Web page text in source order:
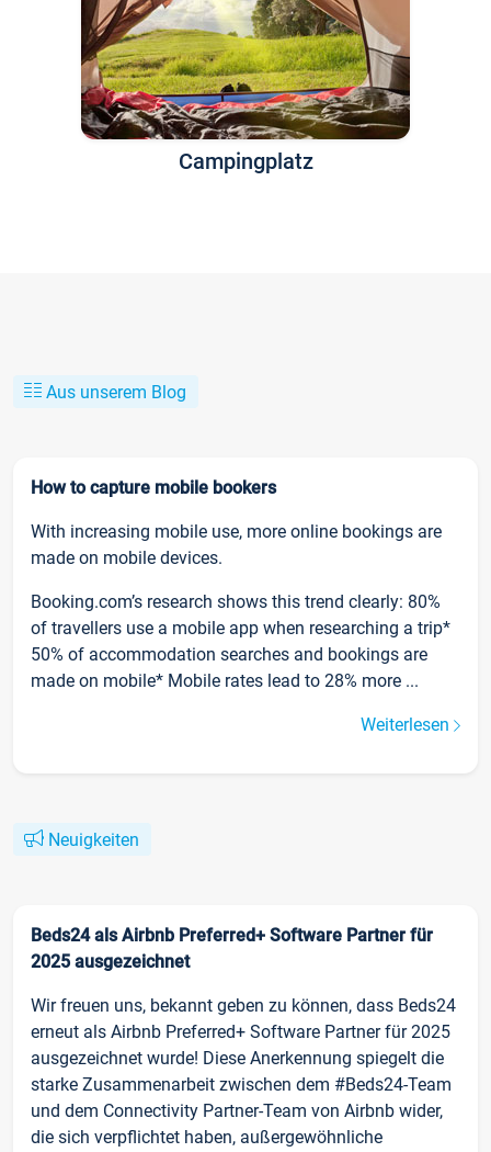
Campingplatz
Aus unserem Blog
How to capture mobile bookers
With increasing mobile use, more online bookings are
made on mobile devices.
Booking.com’s research shows this trend clearly: 80%
of travellers use a mobile app when researching a trip*
50% of accommodation searches and bookings are
made on mobile* Mobile rates lead to 28% more ...
Weiterlesen
Neuigkeiten
Beds24 als Airbnb Preferred+ Software Partner für
2025 ausgezeichnet
Wir freuen uns, bekannt geben zu können, dass Beds24
erneut als Airbnb Preferred+ Software Partner für 2025
ausgezeichnet wurde! Diese Anerkennung spiegelt die
starke Zusammenarbeit zwischen dem #Beds24-Team
und dem Connectivity Partner-Team von Airbnb wider,
die sich verpflichtet haben, außergewöhnliche